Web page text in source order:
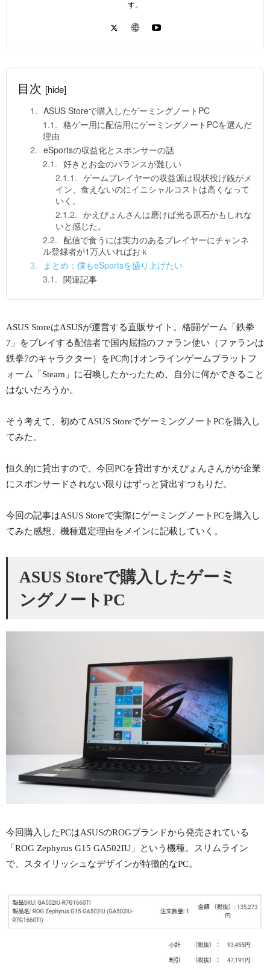
す。
目次 [hide]
ASUS Storeで購入したゲーミングノートPC
格ゲー用に配信用にゲーミングノートPCを選んだ
理由
eSportsの収益化とスポンサーの話
好きとお金のバランスが難しい
ゲームプレイヤーの収益源は現状投げ銭がメ
イン、食えないのにイニシャルコストは高くなって
いく。
かえぴょんさんは磨けば光る原石かもしれな
いと感じた。
配信で食うには実力のあるプレイヤーにチャンネ
ル登録者が1万人いればおｋ
まとめ：僕もeSportsを盛り上げたい
関連記事
ASUS StoreはASUSが運営する直販サイト。格闘ゲーム「鉄拳
7」をプレイする配信者で国内屈指のファラン使い（ファランは
鉄拳7のキャラクター）をPC向けオンラインゲームプラットフ
ォーム「Steam」に召喚したかったため、自分に何かできること
はないだろうか。
そう考えて、初めてASUS StoreでゲーミングノートPCを購入し
てみた。
恒久的に貸出すので、今回PCを貸出すかえぴょんさんがが企業
にスポンサードされない限りはずっと貸出すつもりだ。
今回の記事はASUS Storeで実際にゲーミングノートPCを購入し
てみた感想、機種選定理由をメインに記載していく。
ASUS Storeで購入したゲーミ
ングノートPC
今回購入したPCはASUSのROGブランドから発売されている
「ROG Zephyrus G15 GA502IU」という機種。スリムライン
で、スタイリッシュなデザインが特徴的なPC。